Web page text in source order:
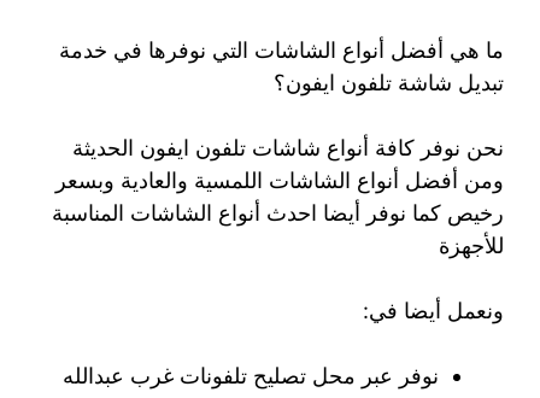
ما هي أفضل أنواع الشاشات التي نوفرها في خدمة
تبديل شاشة تلفون ايفون؟
نحن نوفر كافة أنواع شاشات تلفون ايفون الحديثة
ومن أفضل أنواع الشاشات اللمسية والعادية وبسعر
رخيص كما نوفر أيضا احدث أنواع الشاشات المناسبة
للأجهزة
ونعمل أيضا في:
نوفر عبر محل تصليح تلفونات غرب عبدالله